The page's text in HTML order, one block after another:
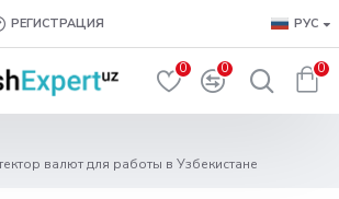
РЕГИСТРАЦИЯ РУС
0 0 0
валют для работы в Узбекистане